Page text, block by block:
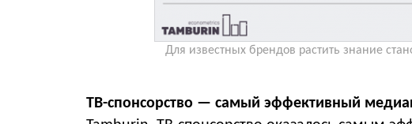
Для известных брендов растить знание
ТВ-спонсорство — самый эффективный